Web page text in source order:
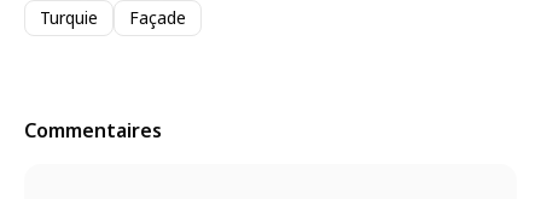
Turquie
Façade
Commentaires